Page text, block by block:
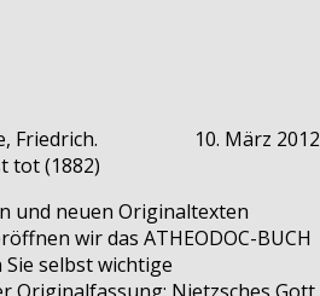
10. März 2012
Friedrich.
tot (1882)
und neuen Originaltexten
wir das ATHEODOC-BUCH
selbst wichtige